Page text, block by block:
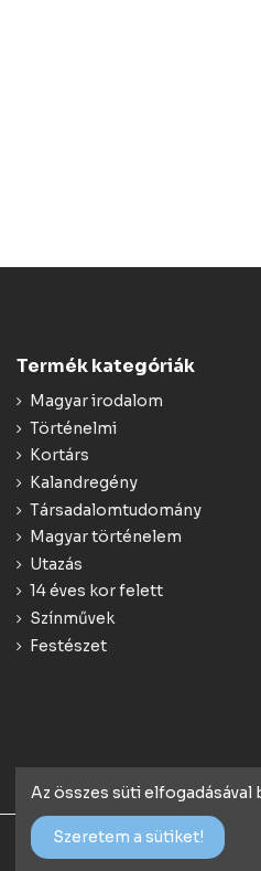
Termék kategóriák
Magyar irodalom
Történelmi
Kortárs
Kalandregény
Társadalomtudomány
Magyar történelem
Utazás
14 éves kor felett
Színművek
Festészet
© 2018 Minden jog fenntartva
Webstartconsulting.hu
Az összes süti
Szeretem a sütiket!